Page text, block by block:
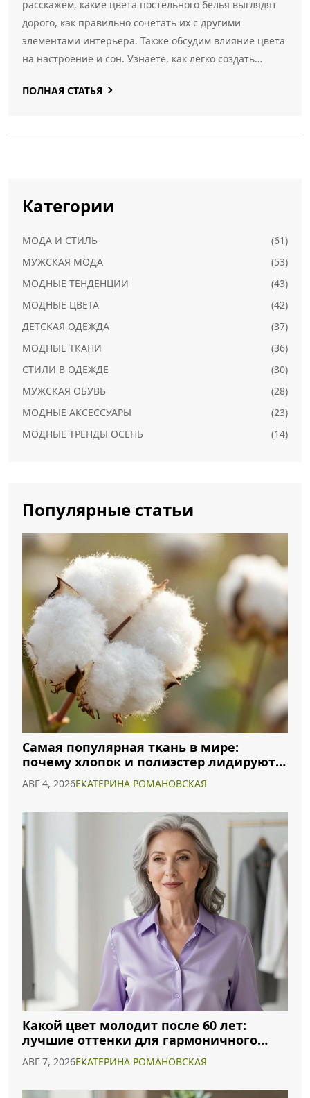
расскажем, какие цвета постельного белья выглядят
дорого, как правильно сочетать их с другими
элементами интерьера. Также обсудим влияние цвета
на настроение и сон. Узнаете, как легко создать
ПОЛНАЯ СТАТЬЯ
Категории
МОДА И СТИЛЬ
(61)
МУЖСКАЯ МОДА
(53)
МОДНЫЕ ТЕНДЕНЦИИ
(43)
МОДНЫЕ ЦВЕТА
(42)
ДЕТСКАЯ ОДЕЖДА
(37)
МОДНЫЕ ТКАНИ
(36)
СТИЛИ В ОДЕЖДЕ
(30)
МУЖСКАЯ ОБУВЬ
(28)
МОДНЫЕ АКСЕССУАРЫ
(23)
МОДНЫЕ ТРЕНДЫ ОСЕНЬ
(14)
Популярные статьи
Самая популярная ткань в мире:
почему хлопок и полиэстер лидируют в
АВГ 4, 2026ЕКАТЕРИНА РОМАНОВСКАЯ
Какой цвет молодит после 60 лет:
лучшие оттенки для гармоничного
АВГ 7, 2026ЕКАТЕРИНА РОМАНОВСКАЯ